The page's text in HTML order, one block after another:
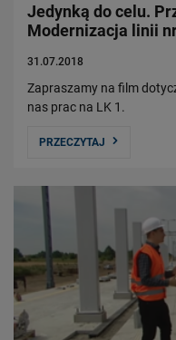
Jedynką do celu.
Modernizacja linii
31.07.2018
Zapraszamy na film
nas prac na LK 1.
PRZECZYTAJ
Struktura Spółki
Zrównoważony rozwój
Obserwuj nas